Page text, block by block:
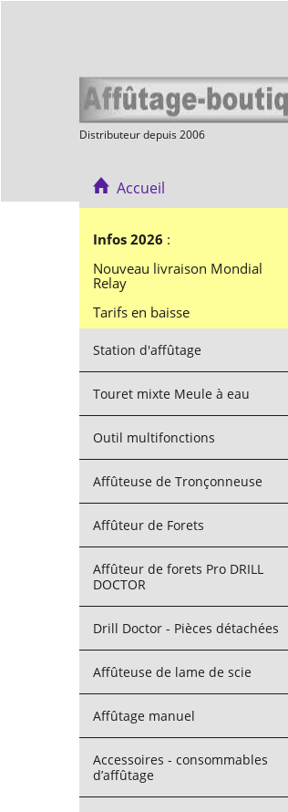
Distributeur depuis 2006
Accueil
Infos 2026 :
Nouveau livraison Mondial
Relay
Tarifs en baisse
Station d'affûtage
Touret mixte Meule à eau
Outil multifonctions
Affûteuse de Tronçonneuse
Affûteur de Forets
Affûteur de forets Pro DRILL
DOCTOR
Drill Doctor - Pièces détachées
Affûteuse de lame de scie
Affûtage manuel
Accessoires - consommables
d’affûtage